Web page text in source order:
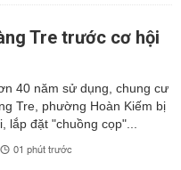
Tre trước cơ hội
40 năm sử dụng, chung cư
Tre, phường Hoàn Kiếm bị
lắp đặt "chuồng cọp"...
01 phút trước